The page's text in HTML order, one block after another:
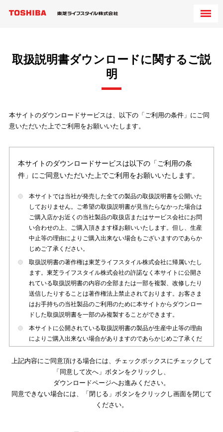
取扱説明書ダウンロードに関するご説
明
本サイトのダウンロードサービスは、以下の「ご利用の条件」にご同
意いただいた上でご利用をお願いいたします。
本サイトのダウンロードサービスは以下の「ご利用の条
件」にご同意いただいた上でご利用をお願いいたします。
本サイトでは当社が発売した全ての製品の取扱説明書を公開いた
しておりません。ご希望の取扱説明書が見当たらなかった場合は
ご購入店かお近くの当社製品の取扱店またはサービス会社にお問
い合わせの上、ご購入頂きます様お願いいたします。但し、生産
中止等の理由によりご購入出来ない場合もございますのであらか
じめご了承ください。
取扱説明書の著作権は東芝ライフスタイル株式会社に帰属いたし
ます。東芝ライフスタイル株式会社の許諾なく本サイトに公開さ
れている取扱説明書の内容の全部または一部を複製、改修したり
送信したりすることは著作権法上禁止されております。お客さま
はお手持ちの当社製品のご利用のために本サイトからダウンロー
ドした取扱説明書を一部のみ複製することができます。
本サイトに公開されている取扱説明書の製品が生産中止等の理由
によりご購入出来ない場合がありますのであらかじめご了承くだ
本サイトに公開されている取扱説明書は、製品が発売された時点
のものを掲載しております。従いまして本サイトに掲載されてい
る取扱説明書の記載内容とお客さまがお持ちの製品の仕様がその
後のマイナーチェンジ等で変更になる場合がございます。本サイ
トに公開されている取扱説明書の内容とお手持ちの製品の仕様に
上記内容にご同意頂ける場合には、チェックボックスにチェックして
「同意して次へ」ボタンをクリックし、
ダウンロードページへお進みください。
同意できない場合には、「閉じる」ボタンをクリックし画面を閉じて
ください。